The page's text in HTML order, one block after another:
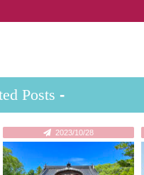
Posts -
2023/10/28